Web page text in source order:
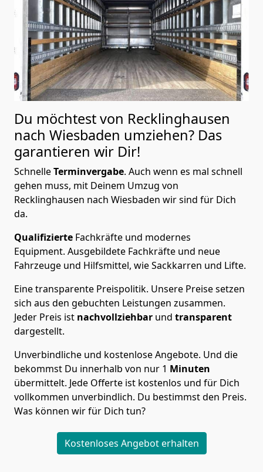
Du möchtest von Recklinghausen
nach Wiesbaden umziehen? Das
garantieren wir Dir!
SchnelleTerminvergabe. Auch wenn es mal schnell
gehen muss, mit Deinem Umzug von
Recklinghausen nach Wiesbaden wir sind für Dich
da.
Qualifizierte Fachkräfte und modernes
Equipment. Ausgebildete Fachkräfte und neue
Fahrzeuge und Hilfsmittel, wie Sackkarren und Lifte.
Eine transparente Preispolitik. Unsere Preise setzen
sich aus den gebuchten Leistungen zusammen.
Jeder Preis ist nachvollziehbar und transparent
dargestellt.
Unverbindliche und kostenlose Angebote. Und die
bekommst Du innerhalb von nur 1 Minuten
übermittelt. Jede Offerte ist kostenlos und für Dich
vollkommen unverbindlich. Du bestimmst den Preis.
Was können wir für Dich tun?
Kostenloses Angebot erhalten